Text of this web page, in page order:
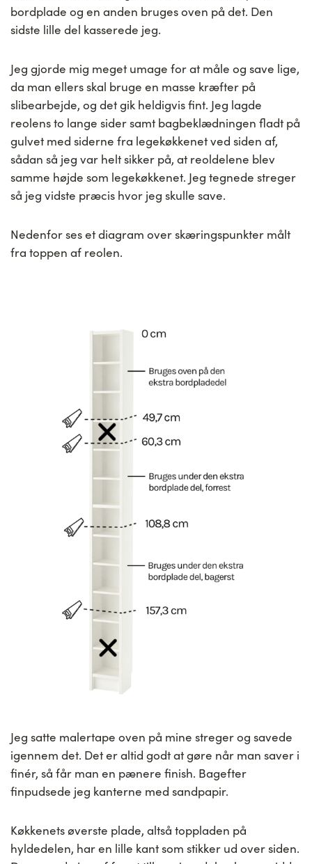
bordplade og en anden bruges oven på det. Den
sidste lille del kasserede jeg.
Jeg gjorde mig meget umage for at måle og save lige,
da man ellers skal bruge en masse kræfter på
slibearbejde, og det gik heldigvis fint. Jeg lagde
reolens to lange sider samt bagbeklædningen fladt på
gulvet med siderne fra legekøkkenet ved siden af,
sådan så jeg var helt sikker på, at reoldelene blev
samme højde som legekøkkenet. Jeg tegnede streger
så jeg vidste præcis hvor jeg skulle save.
Nedenfor ses et diagram over skæringspunkter målt
fra toppen af reolen.
Jeg satte malertape oven på mine streger og savede
igennem det. Det er altid godt at gøre når man saver i
finér, så får man en pænere finish. Bagefter
finpudsede jeg kanterne med sandpapir.
Køkkenets øverste plade, altså toppladen på
hyldedelen, har en lille kant som stikker ud over siden.